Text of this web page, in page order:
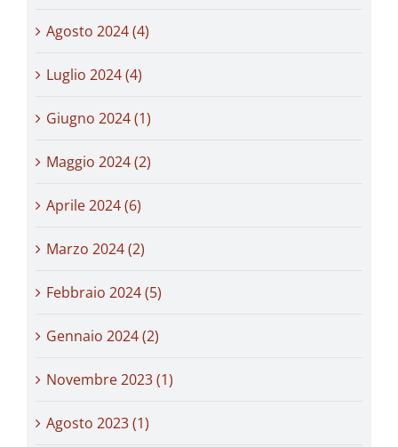
Agosto 2024 (4)
Luglio 2024 (4)
Giugno 2024 (1)
Maggio 2024 (2)
Aprile 2024 (6)
Marzo 2024 (2)
Febbraio 2024 (5)
Gennaio 2024 (2)
Novembre 2023 (1)
Agosto 2023 (1)